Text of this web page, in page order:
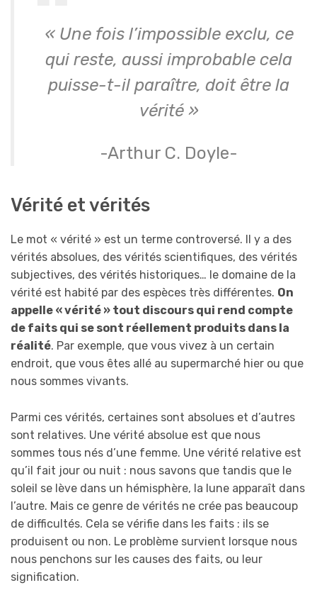
« Une fois l’impossible exclu, ce
qui reste, aussi improbable cela
puisse-t-il paraître, doit être la
vérité »
-Arthur C. Doyle-
Vérité et vérités
Le mot « vérité » est un terme controversé. Il y a des
vérités absolues, des vérités scientifiques, des vérités
subjectives, des vérités historiques… le domaine de la
vérité est habité par des espèces très différentes. On
appelle « vérité » tout discours qui rend compte
de faits qui se sont réellement produits dans la
réalité. Par exemple, que vous vivez à un certain
endroit, que vous êtes allé au supermarché hier ou que
nous sommes vivants.
Parmi ces vérités, certaines sont absolues et d’autres
sont relatives. Une vérité absolue est que nous
sommes tous nés d’une femme. Une vérité relative est
qu’il fait jour ou nuit : nous savons que tandis que le
soleil se lève dans un hémisphère, la lune apparaît dans
l’autre. Mais ce genre de vérités ne crée pas beaucoup
de difficultés. Cela se vérifie dans les faits : ils se
produisent ou non. Le problème survient lorsque nous
nous penchons sur les causes des faits, ou leur
signification.